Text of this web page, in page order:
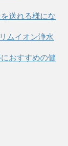
送れる様にな
ムイオン浄水
おすすめの健